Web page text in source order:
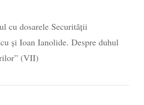
cu dosarele Securității
şi Ioan Ianolide. Despre duhul
(VII)